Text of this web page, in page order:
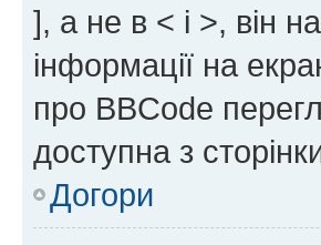
], а не в < і >, він
інформації на
про BBCode
доступна з
Догори